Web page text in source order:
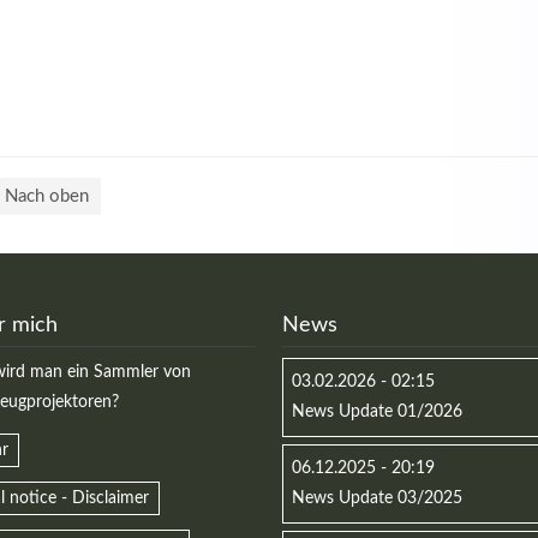
Nach oben
mich
man ein Sammler von
notice - Disclaimer
News
03.02.2026 - 02:15
News Update 01/2026
06.12.2025 - 20:19
News Update 03/2025